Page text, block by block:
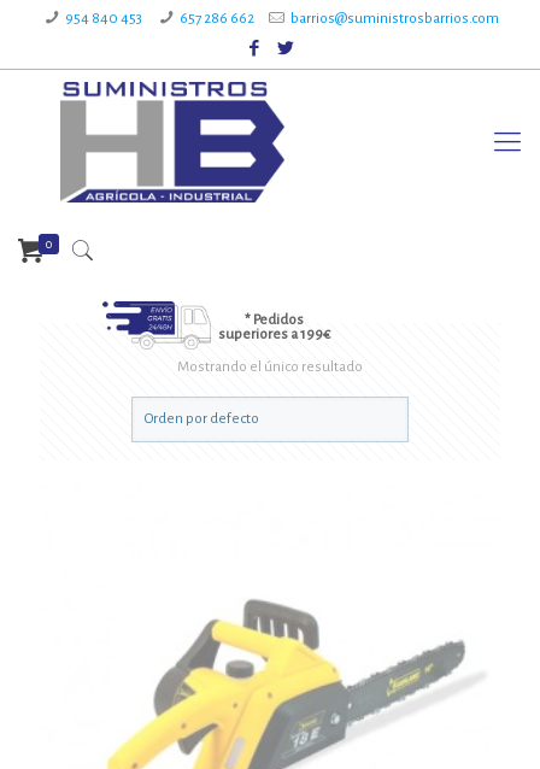
954 840 453 657 286 662 barrios@suministrosbarrios.com
* Pedidos
superiores a 199€
0
Mostrando el único resultado